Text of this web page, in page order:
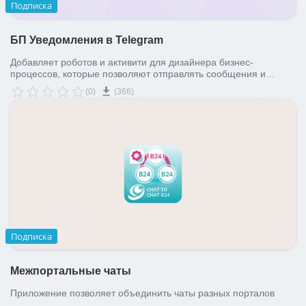
Подписка
БП Уведомления в Telegram
Добавляет роботов и активити для дизайнера бизнес-
процессов, которые позволяют отправлять сообщения и
уведомления сотрудникам портала в Telegram, а также — в
произвольные чаты, группы, супергруппы и темы в
(0) (366)
Подписка
Межпортальные чаты
Приложение позволяет объединить чаты разных порталов